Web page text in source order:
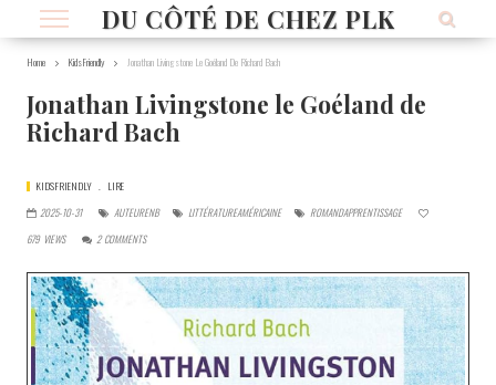
DU CÔTÉ DE CHEZ PLK
Home KidsFriendly Jonathan Livingstone Le Goéland De Richard Bach
Jonathan Livingstone le Goéland de
Richard Bach
KIDSFRIENDLY
LIRE
2025-10-31
AUTEURENB LITTÉRATUREAMÉRICAINE
ROMANDAPPRENTISSAGE
679 VIEWS 2 COMMENTS